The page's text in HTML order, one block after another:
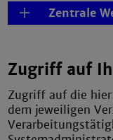
Zentrale
Zugriff auf
Zugriff auf die
dem jeweiligen